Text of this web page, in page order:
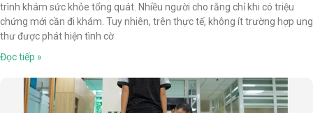
trình khám sức khỏe tổng quát. Nhiều người cho rằng chỉ khi có triệu
chứng mới cần đi khám. Tuy nhiên, trên thực tế, không ít trường hợp ung
thư được phát hiện tình cờ
Đọc tiếp »